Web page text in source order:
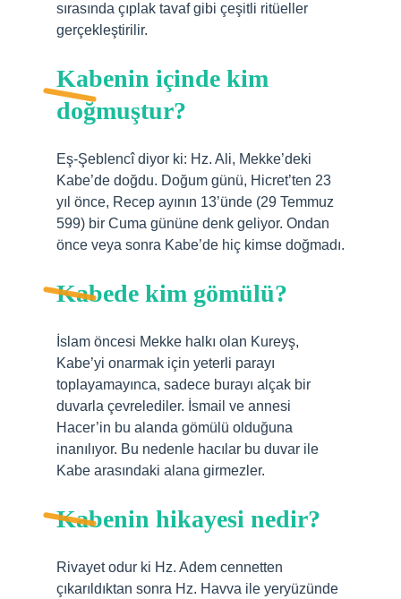
sırasında çıplak tavaf gibi çeşitli ritüeller
gerçekleştirilir.
Kabenin içinde kim
doğmuştur?
Eş-Şeblencî diyor ki: Hz. Ali, Mekke’deki
Kabe’de doğdu. Doğum günü, Hicret’ten 23
yıl önce, Recep ayının 13’ünde (29 Temmuz
599) bir Cuma gününe denk geliyor. Ondan
önce veya sonra Kabe’de hiç kimse doğmadı.
Kabede kim gömülü?
İslam öncesi Mekke halkı olan Kureyş,
Kabe’yi onarmak için yeterli parayı
toplayamayınca, sadece burayı alçak bir
duvarla çevrelediler. İsmail ve annesi
Hacer’in bu alanda gömülü olduğuna
inanılıyor. Bu nedenle hacılar bu duvar ile
Kabe arasındaki alana girmezler.
Kabenin hikayesi nedir?
Rivayet odur ki Hz. Adem cennetten
çıkarıldıktan sonra Hz. Havva ile yeryüzünde